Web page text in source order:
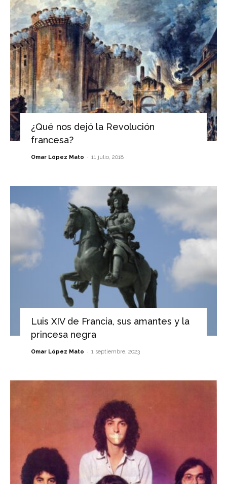
¿Qué nos dejó la Revolución
francesa?
Omar López Mato - 11 julio, 2018
Luis XIV de Francia, sus amantes y la
princesa negra
Omar López Mato - 1 septiembre, 2023